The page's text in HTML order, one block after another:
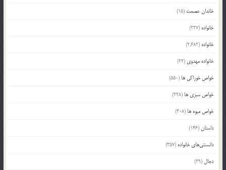
خاندان عصمت (15)
خانواده (227)
خانواده (2,682)
خانواده مهدوی (22)
خواص خوراکی ها (550)
خواص سبزی ها (228)
خواص میوه ها (308)
داستان(146)
دانستنی‌های خانواده (357)
دجال (29)